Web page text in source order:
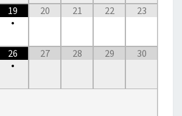
19
•
20 21 22 23
26
•
27 28 29 30